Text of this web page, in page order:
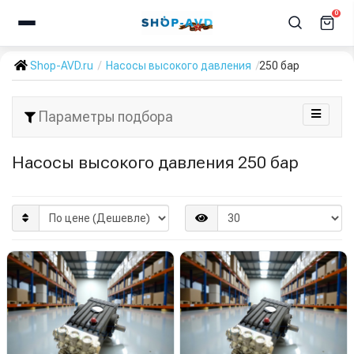
0
Shop-AVD.ru Насосы высокого давления 250 бар
Параметры подбора
Насосы высокого давления 250 бар